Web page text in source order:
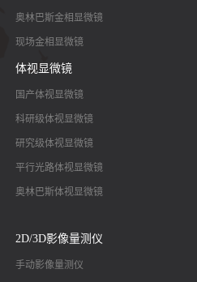
奥林巴斯金相显微镜
现场金相显微镜
体视显微镜
国产体视显微镜
科研级体视显微镜
研究级体视显微镜
平行光路体视显微镜
奥林巴斯体视显微镜
2D/3D影像量测仪
手动影像量测仪